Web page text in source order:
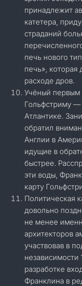
принадлежит
катетера,
страданий
печь нового
печь»,
расходе дров.
Учёный первым
Гольфстриму —
Атлантике.
обратил
Англии в
идущие в
быстрее.
эти воды,
карту
Политическая
довольно
не менее
архитекторов
участвовав в
независимости
разработке
Франклина в